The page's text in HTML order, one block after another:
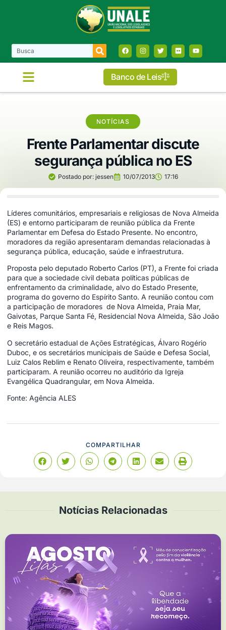
Banco de Leis
NOTÍCIAS
Frente Parlamentar discute
segurança pública no ES
Postado por:jessen 10/07/2013 17:16
Líderes comunitários, empresariais e religiosas de Nova Almeida
(ES) e entorno participaram de reunião pública da Frente
Parlamentar em Defesa do Estado Presente. No encontro,
moradores da região apresentaram demandas relacionadas à
segurança pública, educação, saúde e infraestrutura.
Proposta pelo deputado Roberto Carlos (PT), a Frente foi criada
para que a sociedade civil debata políticas públicas de
enfrentamento da criminalidade, alvo do Estado Presente,
programa do governo do Espírito Santo. A reunião contou com
a participação de moradores de Nova Almeida, Praia Mar,
Gaivotas, Parque Santa Fé, Residencial Nova Almeida, São João
e Reis Magos.
O secretário estadual de Ações Estratégicas, Álvaro Rogério
Duboc, e os secretários municipais de Saúde e Defesa Social,
Luiz Calos Reblim e Renato Oliveira, respectivamente, também
participaram. A reunião ocorreu no auditório da Igreja
Evangélica Quadrangular, em Nova Almeida.
Fonte: Agência ALES
COMPARTILHAR
Notícias Relacionadas